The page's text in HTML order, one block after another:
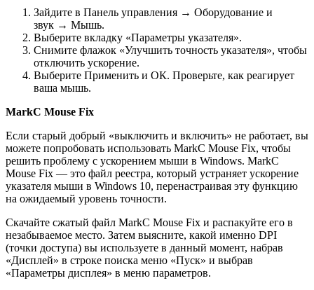
Зайдите в Панель управления → Оборудование и
звук → Мышь.
Выберите вкладку «Параметры указателя».
Снимите флажок «Улучшить точность указателя», чтобы
отключить ускорение.
Выберите Применить и ОК. Проверьте, как реагирует
ваша мышь.
MarkC Mouse Fix
Если старый добрый «выключить и включить» не работает, вы
можете попробовать использовать MarkC Mouse Fix, чтобы
решить проблему с ускорением мыши в Windows. MarkC
Mouse Fix — это файл реестра, который устраняет ускорение
указателя мыши в Windows 10, перенастраивая эту функцию
на ожидаемый уровень точности.
Скачайте сжатый файл MarkC Mouse Fix и распакуйте его в
незабываемое место. Затем выясните, какой именно DPI
(точки доступа) вы используете в данный момент, набрав
«Дисплей» в строке поиска меню «Пуск» и выбрав
«Параметры дисплея» в меню параметров.